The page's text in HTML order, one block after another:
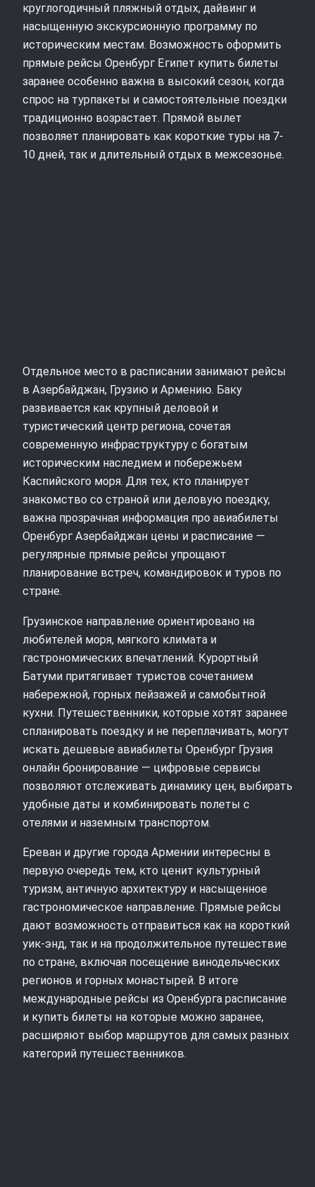
круглогодичный пляжный отдых, дайвинг и
насыщенную экскурсионную программу по
историческим местам. Возможность оформить
прямые рейсы Оренбург Египет купить билеты
заранее особенно важна в высокий сезон, когда
спрос на турпакеты и самостоятельные поездки
традиционно возрастает. Прямой вылет
позволяет планировать как короткие туры на 7-
10 дней, так и длительный отдых в межсезонье.
Отдельное место в расписании занимают рейсы
в Азербайджан, Грузию и Армению. Баку
развивается как крупный деловой и
туристический центр региона, сочетая
современную инфраструктуру с богатым
историческим наследием и побережьем
Каспийского моря. Для тех, кто планирует
знакомство со страной или деловую поездку,
важна прозрачная информация про авиабилеты
Оренбург Азербайджан цены и расписание —
регулярные прямые рейсы упрощают
планирование встреч, командировок и туров по
стране.
Грузинское направление ориентировано на
любителей моря, мягкого климата и
гастрономических впечатлений. Курортный
Батуми притягивает туристов сочетанием
набережной, горных пейзажей и самобытной
кухни. Путешественники, которые хотят заранее
спланировать поездку и не переплачивать, могут
искать дешевые авиабилеты Оренбург Грузия
онлайн бронирование — цифровые сервисы
позволяют отслеживать динамику цен, выбирать
удобные даты и комбинировать полеты с
отелями и наземным транспортом.
Ереван и другие города Армении интересны в
первую очередь тем, кто ценит культурный
туризм, античную архитектуру и насыщенное
гастрономическое направление. Прямые рейсы
дают возможность отправиться как на короткий
уик-энд, так и на продолжительное путешествие
по стране, включая посещение винодельческих
регионов и горных монастырей. В итоге
международные рейсы из Оренбурга расписание
и купить билеты на которые можно заранее,
расширяют выбор маршрутов для самых разных
категорий путешественников.